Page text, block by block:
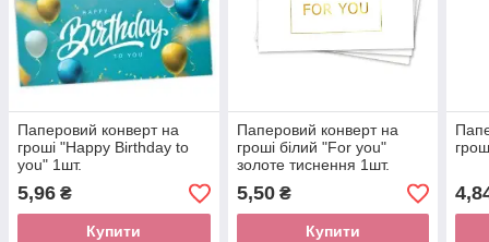
Паперовий конверт на
гроші "Happy Birthday to
you" 1шт.
5,96 ₴
Купити
Паперовий конверт на
гроші білий "For you"
золоте тиснення 1шт.
5,50₴
Купити